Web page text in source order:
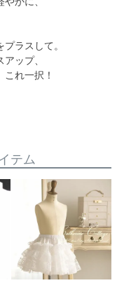
ラスして。
ップ、
れ一択！
テム